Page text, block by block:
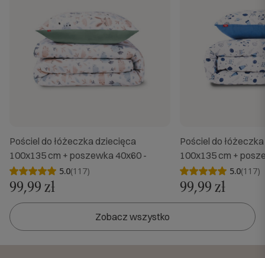
Pościel do łóżeczka dziecięca
100x135 cm + poszewka 40x60 -
dziewczynka5.0(117)
99,99 zł
Pościel do
100x135 cm +
chłopiec
5.0(117)
99,99 zł
Zobacz wszystko